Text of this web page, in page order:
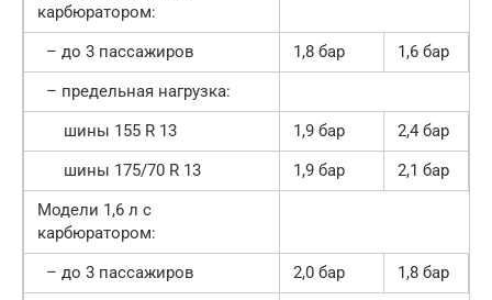
карбюратором:
– до 3 пассажиров
1,8 бар
1,6 бар
– предельная нагрузка:
шины 155 R 13
1,9 бар
2,4 бар
шины 175/70 R 13
1,9 бар
2,1 бар
Модели 1,6 л с
карбюратором:
– до 3 пассажиров
2,0 бар
1,8 бар